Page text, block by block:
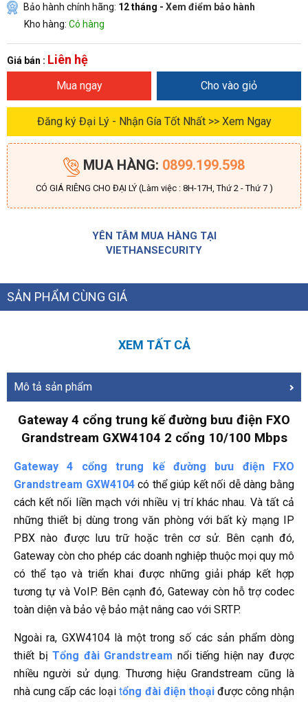
Bảo hành chính hãng: 12 tháng - Xem điểm bảo hành
Kho hàng: Có hàng
Giá bán : Liên hệ
Mua ngay Cho vào giỏ
Đăng ký Đại Lý - Nhận Gía Tốt Nhất >> Xem Ngay
MUA HÀNG: 0899.199.598
CÓ GIÁ RIÊNG CHO ĐẠI LÝ (Làm việc : 8H-17H, Thứ 2 - Thứ 7 )
YÊN TÂM MUA HÀNG TẠI
VIETHANSECURITY
SẢN PHẨM CÙNG GIÁ
XEM TẤT CẢ
Mô tả sản phẩm
Gateway 4 cổng trung kế đường bưu điện FXO
Grandstream GXW4104 2 cổng 10/100 Mbps
Gateway 4 cổng trung kế đường bưu điện FXO
Grandstream GXW4104có thể giúp kết nối dễ dàng bằng
cách kết nối liền mạch với nhiều vị trí khác nhau. Và tất cả
những thiết bị dùng trong văn phòng với bất kỳ mạng IP
PBX nào được lưu trữ hoặc trên cơ sử. Bên cạnh đó,
Gateway còn cho phép các doanh nghiệp thuộc mọi quy mô
có thể tạo và triển khai được những giải pháp kết hợp
tương tự và VoIP. Bên cạnh đó, Gateway còn hỗ trợ codec
toàn diện và bảo vệ bảo mật nâng cao với SRTP.
Ngoài ra, GXW4104 là một trong số các sản phẩm dòng
thiết bịTổng đài Grandstream nổi tiếng hiện nay được
nhiều người sử dụng. Thương hiệu Grandstream cũng là
nhà cung cấp các loạitổng đài điện thoạiđược công nhận